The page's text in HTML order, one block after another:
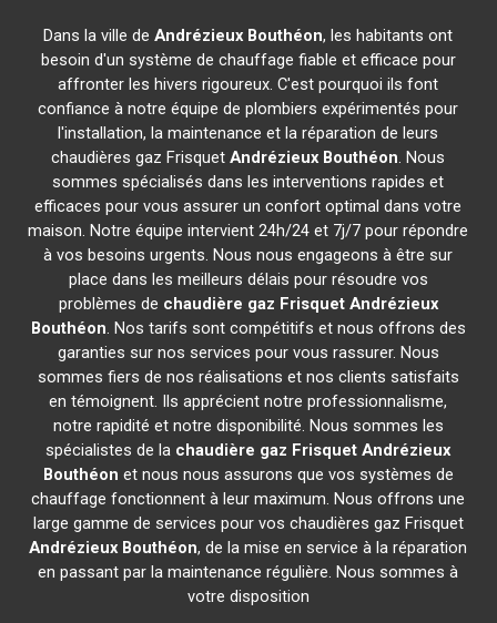
Dans la ville deAndrézieux Bouthéon, les habitants ont
besoin d'un système de chauffage fiable et efficace pour
affronter les hivers rigoureux. C'est pourquoi ils font
confiance à notre équipe de plombiers expérimentés pour
l'installation, la maintenance et la réparation de leurs
chaudières gaz FrisquetAndrézieux Bouthéon. Nous
sommes spécialisés dans les interventions rapides et
efficaces pour vous assurer un confort optimal dans votre
maison. Notre équipe intervient 24h/24 et 7j/7 pour répondre
à vos besoins urgents. Nous nous engageons à être sur
place dans les meilleurs délais pour résoudre vos
problèmes de chaudière gaz Frisquet Andrézieux
Bouthéon. Nos tarifs sont compétitifs et nous offrons des
garanties sur nos services pour vous rassurer. Nous
sommes fiers de nos réalisations et nos clients satisfaits
en témoignent. Ils apprécient notre professionnalisme,
notre rapidité et notre disponibilité. Nous sommes les
spécialistes de la chaudière gaz Frisquet Andrézieux
Bouthéon et nous nous assurons que vos systèmes de
chauffage fonctionnent à leur maximum. Nous offrons une
large gamme de services pour vos chaudières gaz Frisquet
Andrézieux Bouthéon, de la mise en service à la réparation
en passant par la maintenance régulière. Nous sommes à
votre disposition